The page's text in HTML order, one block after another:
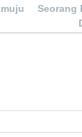
Seorang